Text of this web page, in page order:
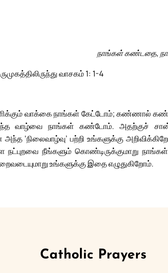
நாங்கள் கண்டதை,
வாசகம் 1: 1-4
வாக்கை நாங்கள் கேட்டோம்; கண்ணால்
வாழ்வை நாங்கள் கண்டோம். அதற்குச்
அந்த ‘நிலைவாழ்வு’ பற்றி உங்களுக்கு
நட்புறவை நீங்களும் கொண்டிருக்குமாறு
உங்களுக்கு இதை எழுதுகிறோம்.
Catholic Prayers